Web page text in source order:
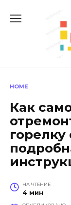
HOME
Как
НА ЧТЕНИЕ
4 мин